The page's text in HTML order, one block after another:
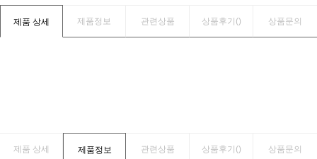
제품 상세 제품정보 관련상품 상품후기() 상품문의
제품 상세 제품정보 관련상품 상품후기() 상품문의